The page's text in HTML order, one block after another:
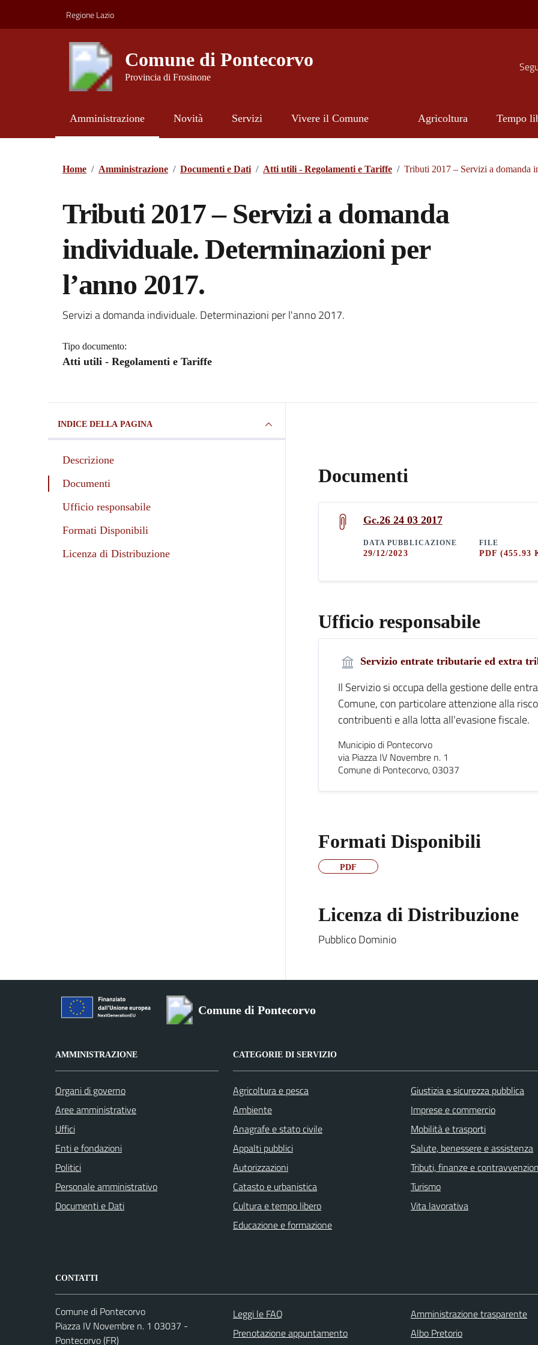
Regione Lazio
Comune di Pontecorvo
Provincia di Frosinone
Amministrazione Novità Servizi Vivere il Comune Agricoltura Tempo
Home / Amministrazione / Documenti e Dati / Atti utili - Regolamenti e Tariffe / Tributi 2017 – Servizi a domanda
Tributi 2017 – Servizi a domanda
individuale. Determinazioni per
l’anno 2017.
Dettagli del documento
Servizi a domanda individuale. Determinazioni per l'anno 2017.
Tipo documento:
Atti utili - Regolamenti e Tariffe
INDICE DELLA PAGINA
Descrizione
Documenti
Ufficio responsabile
Formati Disponibili
Licenza di Distribuzione
Documenti
Gc.26 24 03 2017
DATA PUBBLICAZIONE
29/12/2023
FILE
PDF(455.93
Ufficio responsabile
Servizio entrate tributarie ed extra
Il Servizio si occupa della gestione delle
Comune, con particolare attenzione alla
contribuenti e alla lotta all'evasione fiscale.
Municipio di Pontecorvo
via Piazza IV Novembre n. 1
Comune di Pontecorvo, 03037
Formati Disponibili
PDF
Licenza di Distribuzione
Pubblico Dominio
Comune di Pontecorvo
AMMINISTRAZIONE
Organi di governo
Aree amministrative
Uffici
Enti e fondazioni
Politici
Personale amministrativo
Documenti e Dati
CATEGORIE DI SERVIZIO
Agricoltura e pesca
Ambiente
Anagrafe e stato civile
Appalti pubblici
Autorizzazioni
Catasto e urbanistica
Cultura e tempo libero
Educazione e formazione
Giustizia e sicurezza pubblica
Imprese e commercio
Mobilità e trasporti
Salute, benessere e assistenza
Tributi, finanze e
Turismo
Vita lavorativa
CONTATTI
Comune di Pontecorvo
Piazza IV Novembre n. 1 03037 -
Pontecorvo (FR)
Leggi le FAQ
Prenotazione appuntamento
Amministrazione trasparente
Albo Pretorio